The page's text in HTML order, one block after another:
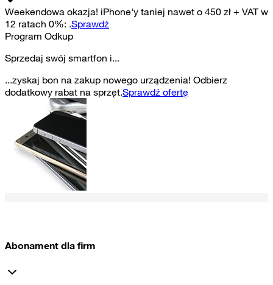
Weekendowa okazja! iPhone'y taniej nawet o 450 zł + VAT w
12 ratach 0%: .Sprawdź
Program Odkup
Sprzedaj swój smartfon i...
...zyskaj bon na zakup nowego urządzenia! Odbierz
dodatkowy rabat na sprzęt.Sprawdź ofertę
Abonament dla firm